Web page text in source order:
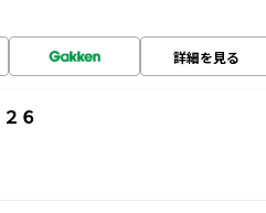
詳細を見る
６